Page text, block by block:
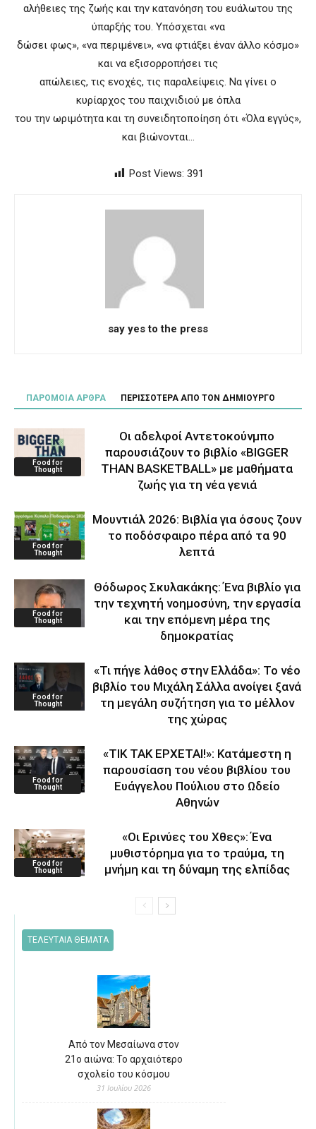
αλήθειες της ζωής και την κατανόηση του ευάλωτου της
ύπαρξής του. Υπόσχεται «να
δώσει φως», «να περιμένει», «να φτιάξει έναν άλλο κόσμο»
και να εξισορροπήσει τις
απώλειες, τις ενοχές, τις παραλείψεις. Να γίνει ο
κυρίαρχος του παιχνιδιού με όπλα
του την ωριμότητα και τη συνειδητοποίηση ότι «Όλα εγγύς»,
και βιώνονται…
Post Views: 391
say yes to the press
ΠΑΡΟΜΟΙΑ ΑΡΘΡΑ ΠΕΡΙΣΣΟΤΕΡΑ ΑΠΟ ΤΟΝ ΔΗΜΙΟΥΡΓΟ
Food for
Thought
Οι αδελφοί Αντετοκούνμπο
παρουσιάζουν το βιβλίο «BIGGER
THAN BASKETBALL» με μαθήματα
ζωής για τη νέα γενιά
Food for
Thought
Μουντιάλ 2026: Βιβλία για όσους ζουν
το ποδόσφαιρο πέρα από τα 90
λεπτά
Food for
Thought
Θόδωρος Σκυλακάκης: Ένα βιβλίο για
την τεχνητή νοημοσύνη, την εργασία
και την επόμενη μέρα της
δημοκρατίας
Food for
Thought
«Τι πήγε λάθος στην Ελλάδα»: Το νέο
βιβλίο του Μιχάλη Σάλλα ανοίγει ξανά
τη μεγάλη συζήτηση για το μέλλον
της χώρας
Food for
Thought
«ΤΙΚ ΤΑΚ ΕΡΧΕΤΑΙ!»: Κατάμεστη η
παρουσίαση του νέου βιβλίου του
Ευάγγελου Πούλιου στο Ωδείο
Αθηνών
Food for
Thought
«Οι Ερινύες του Χθες»: Ένα
μυθιστόρημα για το τραύμα, τη
μνήμη και τη δύναμη της ελπίδας
ΤΕΛΕΥΤΑΙΑ ΘΕΜΑΤΑ
Από τον Μεσαίωνα στον
21ο αιώνα: Το αρχαιότερο
σχολείο του κόσμου
31 Ιουλίου 2026